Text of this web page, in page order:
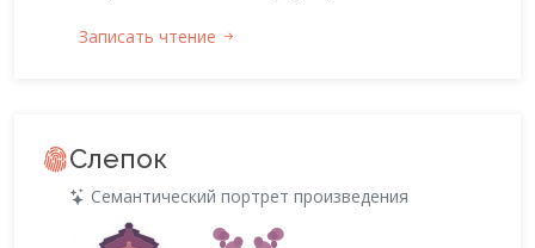
Записать чтение
Слепок
Семантический портрет произведения